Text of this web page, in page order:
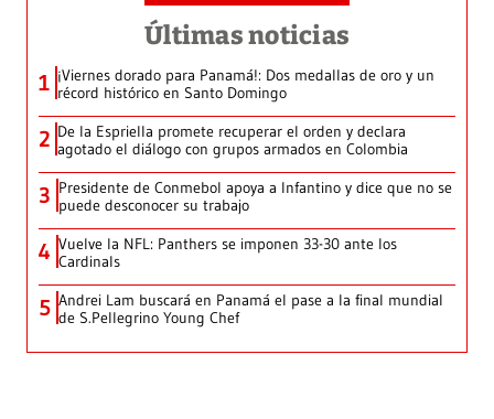
Últimas noticias
1 ¡Viernes dorado para Panamá!: Dos medallas de oro y un
récord histórico en Santo Domingo
2 De la Espriella promete recuperar el orden y declara
agotado el diálogo con grupos armados en Colombia
3 Presidente de Conmebol apoya a Infantino y dice que no se
puede desconocer su trabajo
4 Vuelve la NFL: Panthers se imponen 33-30 ante los
Cardinals
5 Andrei Lam buscará en Panamá el pase a la final mundial
de S.Pellegrino Young Chef